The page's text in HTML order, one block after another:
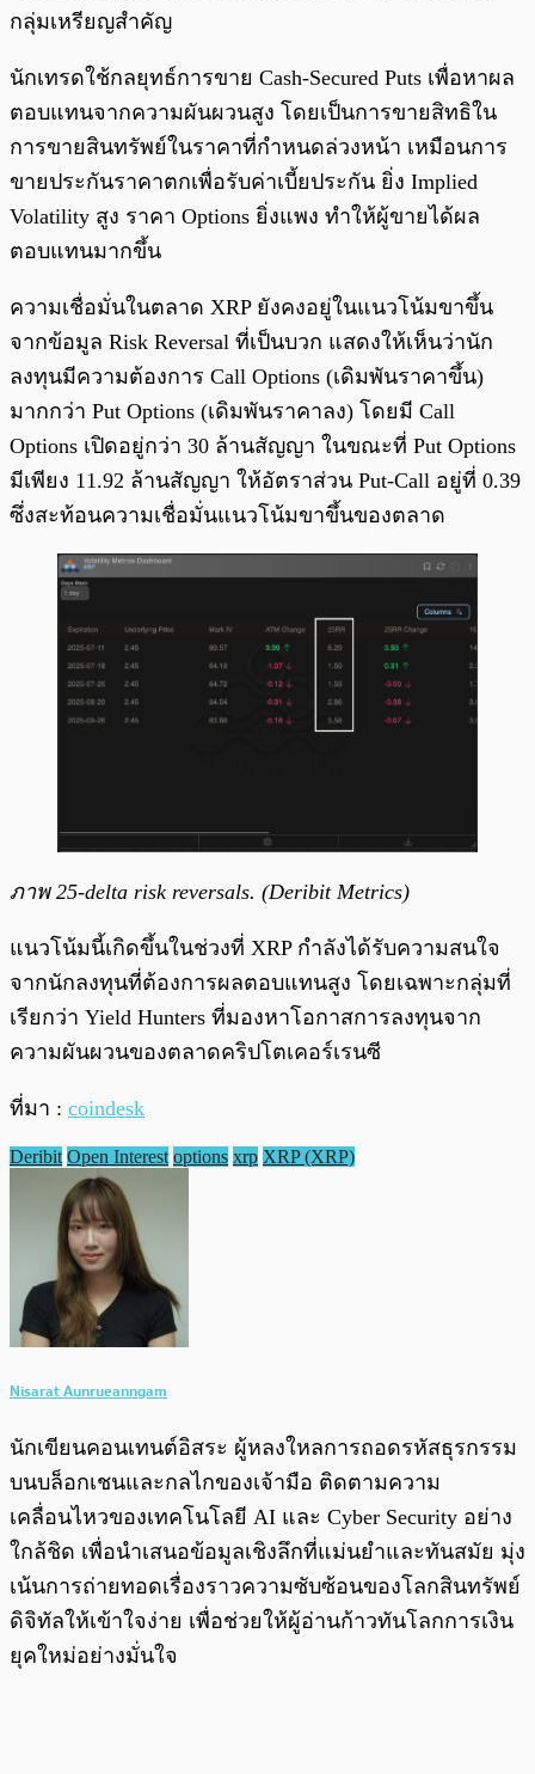
กลุ่มเหรียญสำคัญ
นักเทรดใช้กลยุทธ์การขาย Cash-Secured Puts เพื่อหาผล
ตอบแทนจากความผันผวนสูง โดยเป็นการขายสิทธิใน
การขายสินทรัพย์ในราคาที่กำหนดล่วงหน้า เหมือนการ
ขายประกันราคาตกเพื่อรับค่าเบี้ยประกัน ยิ่ง Implied
Volatility สูง ราคา Options ยิ่งแพง ทำให้ผู้ขายได้ผล
ตอบแทนมากขึ้น
ความเชื่อมั่นในตลาด XRP ยังคงอยู่ในแนวโน้มขาขึ้น
จากข้อมูล Risk Reversal ที่เป็นบวก แสดงให้เห็นว่านัก
ลงทุนมีความต้องการ Call Options (เดิมพันราคาขึ้น)
มากกว่า Put Options (เดิมพันราคาลง) โดยมี Call
Options เปิดอยู่กว่า 30 ล้านสัญญา ในขณะที่ Put Options
มีเพียง 11.92 ล้านสัญญา ให้อัตราส่วน Put-Call อยู่ที่ 0.39
ซึ่งสะท้อนความเชื่อมั่นแนวโน้มขาขึ้นของตลาด
ภาพ 25-delta risk reversals. (Deribit Metrics)
แนวโน้มนี้เกิดขึ้นในช่วงที่ XRP กำลังได้รับความสนใจ
จากนักลงทุนที่ต้องการผลตอบแทนสูง โดยเฉพาะกลุ่มที่
เรียกว่า Yield Hunters ที่มองหาโอกาสการลงทุนจาก
ความผันผวนของตลาดคริปโตเคอร์เรนซี
ที่มา : coindesk
Deribit Open Interest options xrp XRP (XRP)
Nisarat Aunrueanngam
นักเขียนคอนเทนต์อิสระ ผู้หลงใหลการถอดรหัสธุรกรรม
บนบล็อกเชนและกลไกของเจ้ามือ ติดตามความ
เคลื่อนไหวของเทคโนโลยี AI และ Cyber Security อย่าง
ใกล้ชิด เพื่อนำเสนอข้อมูลเชิงลึกที่แม่นยำและทันสมัย มุ่ง
เน้นการถ่ายทอดเรื่องราวความซับซ้อนของโลกสินทรัพย์
ดิจิทัลให้เข้าใจง่าย เพื่อช่วยให้ผู้อ่านก้าวทันโลกการเงิน
ยุคใหม่อย่างมั่นใจ